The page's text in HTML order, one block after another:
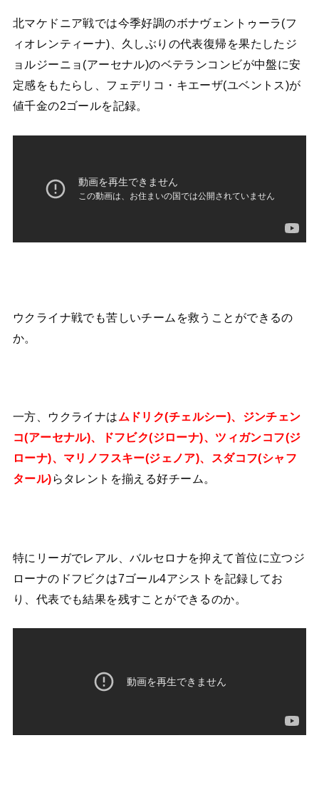
北マケドニア戦では今季好調のボナヴェントゥーラ(フ
ィオレンティーナ)、久しぶりの代表復帰を果たしたジ
ョルジーニョ(アーセナル)のベテランコンビが中盤に安
定感をもたらし、フェデリコ・キエーザ(ユベントス)が
値千金の2ゴールを記録。
ウクライナ戦でも苦しいチームを救うことができるの
か。
一方、ウクライナはムドリク(チェルシー)、ジンチェン
コ(アーセナル)、ドフビク(ジローナ)、ツィガンコフ(ジ
ローナ)、マリノフスキー(ジェノア)、スダコフ(シャフ
タール)らタレントを揃える好チーム。
特にリーガでレアル、バルセロナを抑えて首位に立つジ
ローナのドフビクは7ゴール4アシストを記録してお
り、代表でも結果を残すことができるのか。